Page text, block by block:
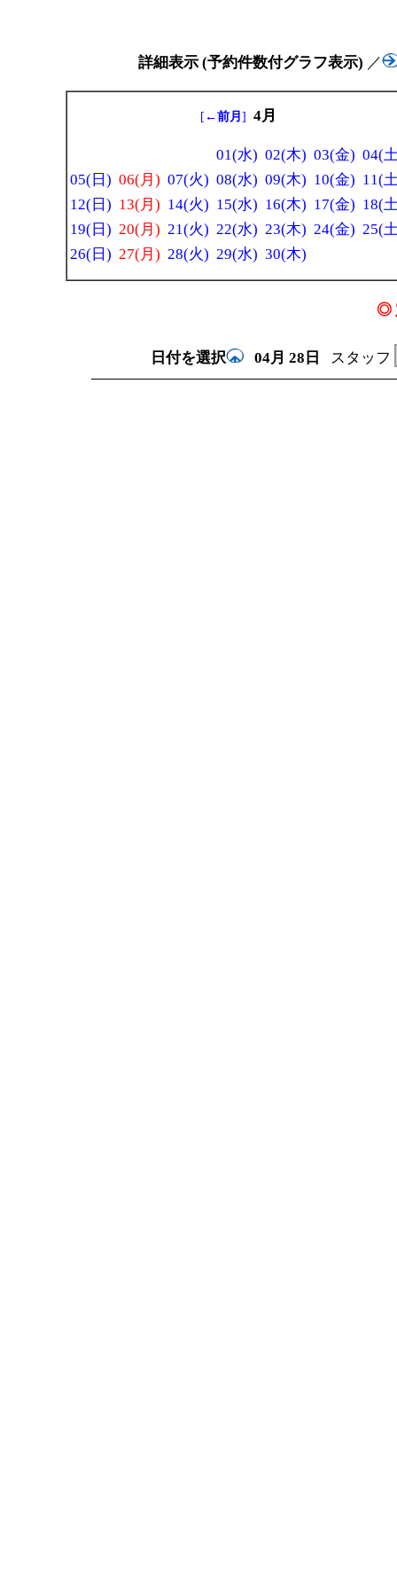
詳細表示 (予約件数付グラフ表示) ／
[ ←前月 ] 4月
01(水) 02(木) 03(金) 04(
05(日) 06(月) 07(火) 08(水) 09(木) 10(金) 11(
12(日) 13(月) 14(火) 15(水) 16(木) 17(金) 18(
19(日) 20(月) 21(火) 22(水) 23(木) 24(金) 25(
26(日) 27(月) 28(火) 29(水) 30(木)
◎
日付を選択 04月 28日 スタッフ